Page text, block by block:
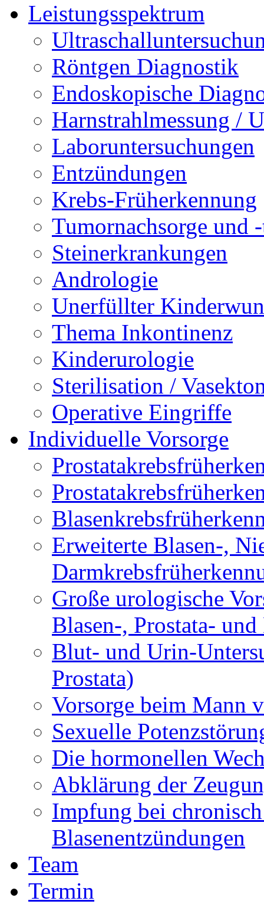
Leistungsspektrum
Röntgen Diagnostik
Endoskopische
Harnstrahlmessung /
Laboruntersuchungen
Entzündungen
Krebs-Früherkennung
Tumornachsorge und
Steinerkrankungen
Andrologie
Unerfüllter
Thema Inkontinenz
Kinderurologie
Sterilisation /
Operative Eingriffe
Individuelle Vorsorge
Erweiterte Blasen-,
Große urologische
Blasen-, Prostata-
Blut- und Urin-
Prostata)
Vorsorge beim Mann
Sexuelle
Die hormonellen
Abklärung der
Impfung bei
Blasenentzündungen
Team
Termin